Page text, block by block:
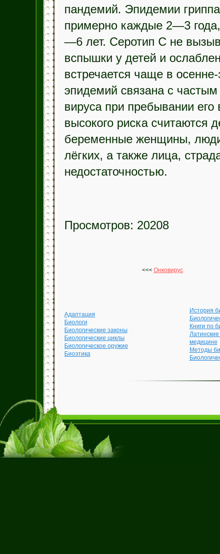
пандемий. Эпидемии
примерно каждые 2—3
—6 лет. Серотип С не
вспышки у детей и
встречается чаще в
эпидемий связана с
вируса при пребывании
высокого риска считаются
беременные женщины,
лёгких, а также лица,
недостаточностью.
Просмотров: 20208
<<< Онковирус
Адаптация
Биологи
Биологические законы
Биологические циклы
Биологическое оружие
Биоэтика
История
Книги по
медицине
Методы